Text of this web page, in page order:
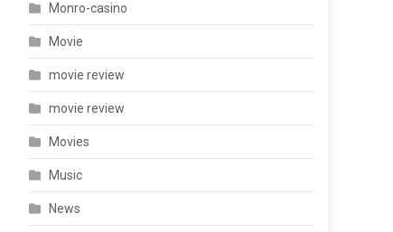
Monro-casino
Movie
movie review
movie review
Movies
Music
News